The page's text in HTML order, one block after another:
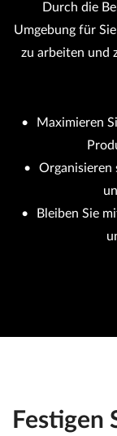
Durch die
Umgebung für
zu arbeiten und
Maximieren
Organisieren
Bleiben Sie
Festigen